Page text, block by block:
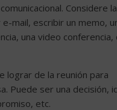
Considere
mail, escribir un memo,
una video conferencia,
lograr de la reunión para
Puede ser una decisión,
etc.